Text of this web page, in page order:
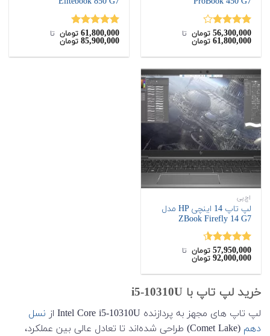
نمره
4.00از 5
56,300,000 تومان ‌ تا ‌
61,800,000 تومان
نمره5.00
از 5
61,800,000 تومان ‌ تا ‌
85,900,000 تومان
اچ‌پی
لپ تاپ 14 اینچی HP مدل
ZBook Firefly 14 G7
نمره4.50
از 5
57,950,000 تومان ‌ تا ‌
92,000,000 تومان
خرید لپ تاپ با i5-10310U
لپ تاپ های مجهز به پردازنده Intel Core i5-10310U از
نسل
دهم
(Comet Lake) طراحی شده‌اند تا تعادل عالی بین عملکرد،